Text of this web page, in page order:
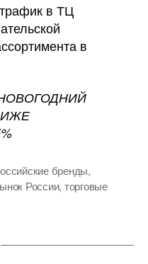
в ТЦ
в
НОВОГОДНИЙ
бренды,
России, торговые